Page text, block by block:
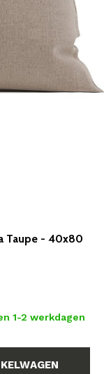
Taupe - 40x80
1-2 werkdagen